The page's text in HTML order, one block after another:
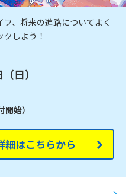
、将来の進路についてよく
しよう！
日）
始）
細はこちらから